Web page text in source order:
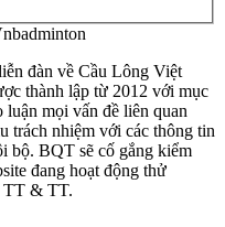
đàn về Cầu Lông Việt
thành lập từ 2012 với mục
mọi vấn đề liên quan
trách nhiệm với các thông tin
bộ. BQT sẽ cố gắng kiểm
đang hoạt động thử
TT & TT.